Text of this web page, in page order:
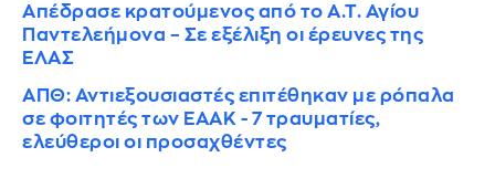
Απέδρασε κρατούμενος από το Α.Τ. Αγίου
Παντελεήμονα – Σε εξέλιξη οι έρευνες της
ΕΛΑΣ
ΑΠΘ: Αντιεξουσιαστές επιτέθηκαν με ρόπαλα
σε φοιτητές των ΕΑΑΚ - 7 τραυματίες,
ελεύθεροι οι προσαχθέντες